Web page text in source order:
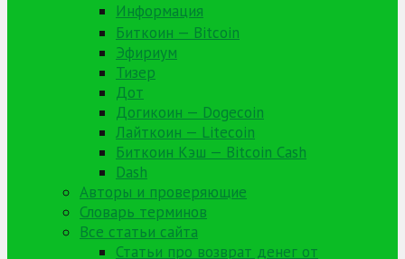
Информация
Биткоин — Bitcoin
Эфириум
Тизер
Дот
Догикоин — Dogecoin
Лайткоин — Litecoin
Биткоин Кэш — Bitcoin Cash
Dash
Авторы и проверяющие
Словарь терминов
Все статьи сайта
Статьи про возврат денег от